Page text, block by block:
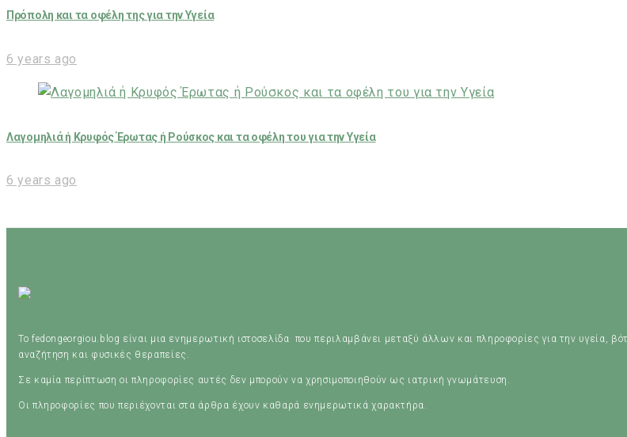
Πρόπολη και τα οφέλη της για την Υγεία
6 years ago
Λαγομηλιά ή Κρυφός Έρωτας ή Ρούσκος και τα οφέλη του για την Υγεία
6 years ago
Το fedongeorgiou.blog είναι μια ενημερωτική ιστοσελίδα που περιλαμβάνει μεταξύ άλλων και πληροφορίες για την υγεία,
αναζήτηση και φυσικές θεραπείες.
Σε καμία περίπτωση οι πληροφορίες αυτές δεν μπορούν να χρησιμοποιηθούν ως ιατρική γνωμάτευση.
Οι πληροφορίες που περιέχονται στα άρθρα έχουν καθαρά ενημερωτικά χαρακτήρα.